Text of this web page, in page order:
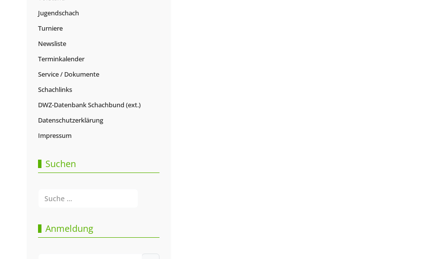
Jugendschach
Turniere
Newsliste
Terminkalender
Service / Dokumente
Schachlinks
DWZ-Datenbank Schachbund (ext.)
Datenschutzerklärung
Impressum
Suchen
Anmeldung